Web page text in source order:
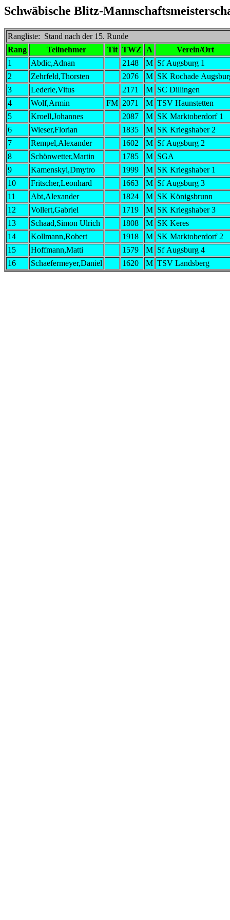
Schwäbische Blitz-
Rangliste: Stand nach der 15. Runde
Rang
Teilnehmer Tit TWZ A
Verein/Ort
1
Abdic,Adnan 2148 M Sf Augsburg 1
2
Zehrfeld,Thorsten 2076 M SK Rochade
3
Lederle,Vitus 2171 M SC Dillingen
4
Wolf,Armin FM 2071 M TSV Haunstetten
5
Kroell,Johannes 2087 M SK Marktoberdorf 1
6
Wieser,Florian 1835 M SK Kriegshaber 2
7
Rempel,Alexander 1602 M Sf Augsburg 2
8
Schönwetter,Martin 1785 M SGA
9
Kamenskyi,Dmytro 1999 M SK Kriegshaber 1
10
Fritscher,Leonhard 1663 M Sf Augsburg 3
11
Abt,Alexander 1824 M SK Königsbrunn
12
Vollert,Gabriel 1719 M SK Kriegshaber 3
13
Schaad,Simon Ulrich 1808 M SK Keres
14
Kollmann,Robert 1918 M SK Marktoberdorf 2
15
Hoffmann,Matti 1579 M Sf Augsburg 4
16
Schaefermeyer,Daniel 1620 M TSV Landsberg